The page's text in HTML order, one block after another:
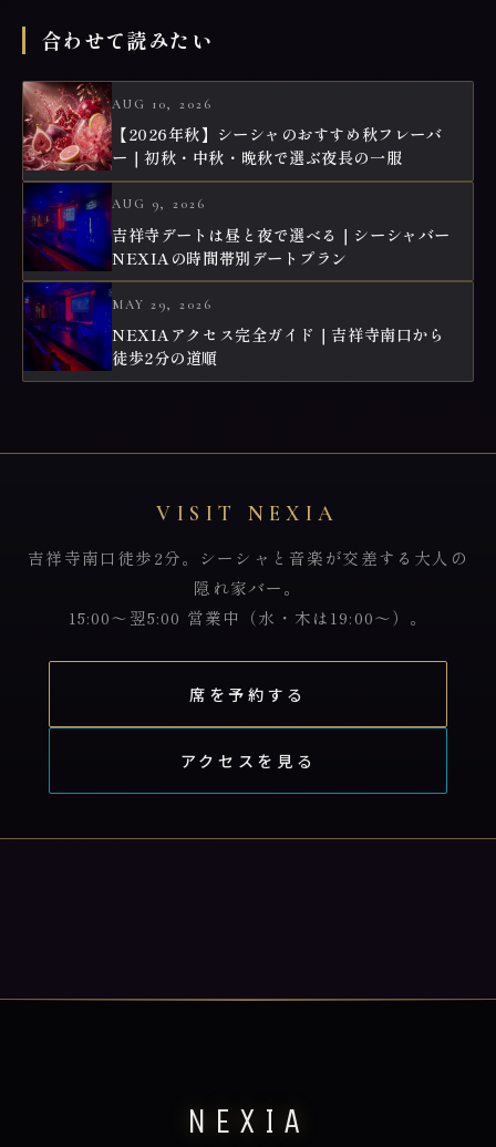
合わせて読みたい
AUG 10, 2026
【2026年秋】シーシャのおすすめ秋フレーバ
ー｜初秋・中秋・晩秋で選ぶ夜長の一服
AUG 9, 2026
吉祥寺デートは昼と夜で選べる｜シーシャバー
NEXIAの時間帯別デートプラン
MAY 29, 2026
NEXIAアクセス完全ガイド｜吉祥寺南口から
徒歩2分の道順
VISIT NEXIA
吉祥寺南口徒歩2分。シーシャと音楽が交差する大人の
隠れ家バー。
15:00〜翌5:00 営業中（水・木は19:00〜）。
席を予約する
アクセスを見る
NEXIA